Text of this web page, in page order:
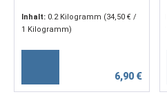
Inhalt: 0.2 Kilogramm (34,50 € /
1 Kilogramm)
6,90 €